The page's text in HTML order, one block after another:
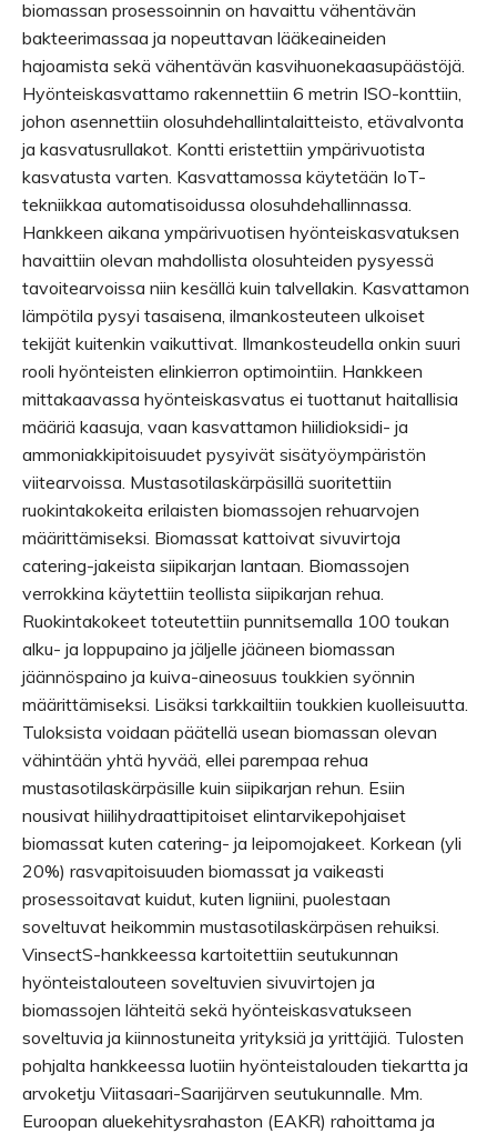
biomassan prosessoinnin on havaittu vähentävän
bakteerimassaa ja nopeuttavan lääkeaineiden
hajoamista sekä vähentävän kasvihuonekaasupäästöjä.
Hyönteiskasvattamo rakennettiin 6 metrin ISO-konttiin,
johon asennettiin olosuhdehallintalaitteisto, etävalvonta
ja kasvatusrullakot. Kontti eristettiin ympärivuotista
kasvatusta varten. Kasvattamossa käytetään IoT-
tekniikkaa automatisoidussa olosuhdehallinnassa.
Hankkeen aikana ympärivuotisen hyönteiskasvatuksen
havaittiin olevan mahdollista olosuhteiden pysyessä
tavoitearvoissa niin kesällä kuin talvellakin. Kasvattamon
lämpötila pysyi tasaisena, ilmankosteuteen ulkoiset
tekijät kuitenkin vaikuttivat. Ilmankosteudella onkin suuri
rooli hyönteisten elinkierron optimointiin. Hankkeen
mittakaavassa hyönteiskasvatus ei tuottanut haitallisia
määriä kaasuja, vaan kasvattamon hiilidioksidi- ja
ammoniakkipitoisuudet pysyivät sisätyöympäristön
viitearvoissa. Mustasotilaskärpäsillä suoritettiin
ruokintakokeita erilaisten biomassojen rehuarvojen
määrittämiseksi. Biomassat kattoivat sivuvirtoja
catering-jakeista siipikarjan lantaan. Biomassojen
verrokkina käytettiin teollista siipikarjan rehua.
Ruokintakokeet toteutettiin punnitsemalla 100 toukan
alku- ja loppupaino ja jäljelle jääneen biomassan
jäännöspaino ja kuiva-aineosuus toukkien syönnin
määrittämiseksi. Lisäksi tarkkailtiin toukkien kuolleisuutta.
Tuloksista voidaan päätellä usean biomassan olevan
vähintään yhtä hyvää, ellei parempaa rehua
mustasotilaskärpäsille kuin siipikarjan rehun. Esiin
nousivat hiilihydraattipitoiset elintarvikepohjaiset
biomassat kuten catering- ja leipomojakeet. Korkean (yli
20%) rasvapitoisuuden biomassat ja vaikeasti
prosessoitavat kuidut, kuten ligniini, puolestaan
soveltuvat heikommin mustasotilaskärpäsen rehuiksi.
VinsectS-hankkeessa kartoitettiin seutukunnan
hyönteistalouteen soveltuvien sivuvirtojen ja
biomassojen lähteitä sekä hyönteiskasvatukseen
soveltuvia ja kiinnostuneita yrityksiä ja yrittäjiä. Tulosten
pohjalta hankkeessa luotiin hyönteistalouden tiekartta ja
arvoketju Viitasaari-Saarijärven seutukunnalle. Mm.
Euroopan aluekehitysrahaston (EAKR) rahoittama ja